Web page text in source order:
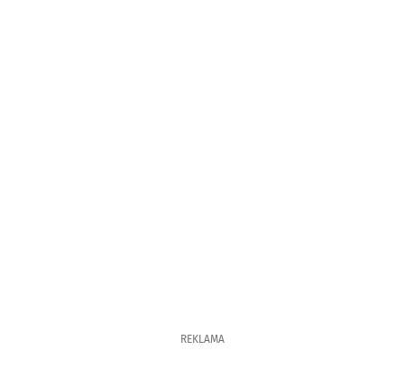
REKLAMA